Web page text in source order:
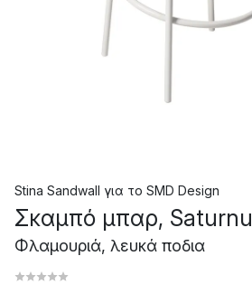
Stina Sandwall για το SMD Design
Σκαμπό μπαρ,
Φλαμουριά, λευκά ποδια